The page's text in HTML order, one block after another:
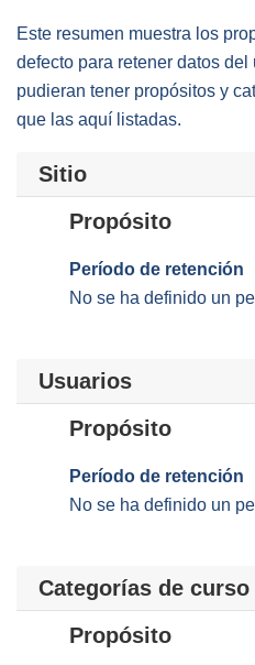
Este resumen muestra los
defecto para retener datos
pudieran tener propósitos y
que las aquí listadas.
Sitio
Propósito
Período de retención
No se ha definido un
Usuarios
Propósito
Período de retención
No se ha definido un
Categorías de curso
Propósito